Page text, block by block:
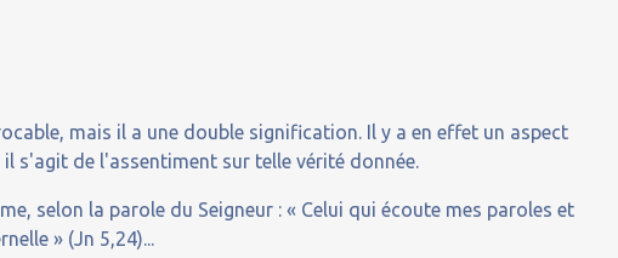
mais il a une double signification. Il y a en effet un aspect
s'agit de l'assentiment sur telle vérité donnée.
selon la parole du Seigneur : « Celui qui écoute mes paroles et
» (Jn 5,24)...